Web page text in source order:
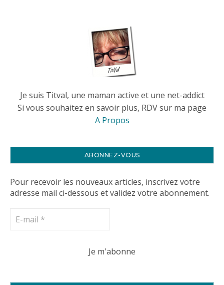
Je suis Titval, une maman active et une net-addict
Si vous souhaitez en savoir plus, RDV sur ma page
A Propos
ABONNEZ-VOUS
Pour recevoir les nouveaux articles, inscrivez votre
adresse mail ci-dessous et validez votre abonnement.